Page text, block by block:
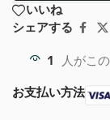
いいね
シェアする
1
人がこ
お支払い方法